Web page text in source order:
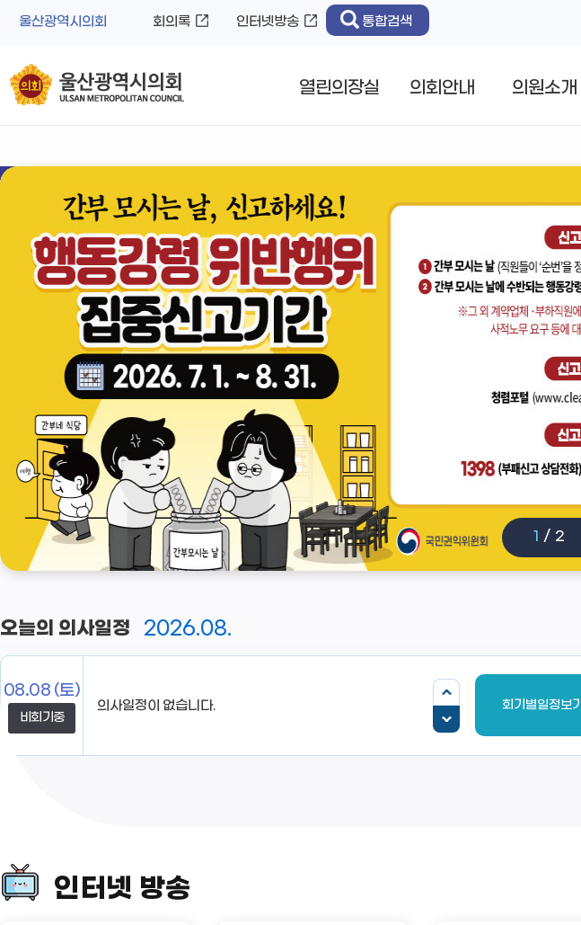
울산광역시의회 회의록 인터넷방송 통합검색
열린의장실 의회안내 의원소개
1 / 2
오늘의 의사일정 2026.08.
08.08 (토)
비회기중
회기별일정보기
인터넷 방송